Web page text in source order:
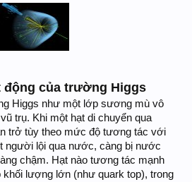
động của trường Higgs
Higgs như một lớp sương mù vô
trụ. Khi một hạt di chuyển qua
trở tùy theo mức độ tương tác với
người lội qua nước, càng bị nước
chậm. Hạt nào tương tác mạnh
lượng lớn (như quark top), trong